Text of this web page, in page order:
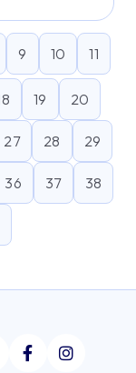
9 10 11
19 20
27 28 29
36 37 38